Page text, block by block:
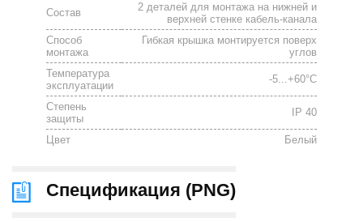
Состав
2 деталей для монтажа на нижней и
верхней стенке кабель-канала
Способ
монтажа
Гибкая крышка монтируется поверх
углов
Температура
эксплуатации
-5...+60°С
Степень
защиты
IP 40
Цвет Белый
Спецификация (PNG)